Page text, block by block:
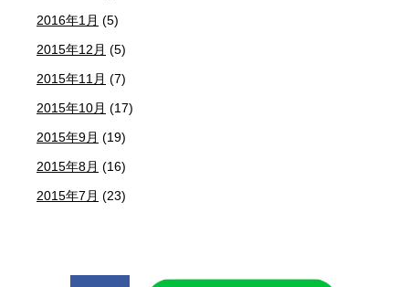
2016年1月 (5)
2015年12月 (5)
2015年11月 (7)
2015年10月 (17)
2015年9月 (19)
2015年8月 (16)
2015年7月 (23)